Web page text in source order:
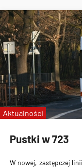
Pustki w 723
W nowej, zastępczej
Aktualności